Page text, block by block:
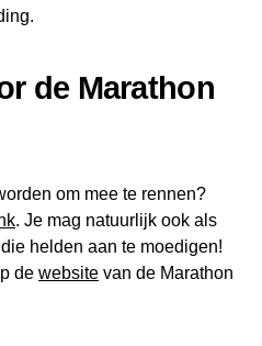
de Marathon
om mee te rennen?
. Je mag natuurlijk ook als
helden aan te moedigen!
de website van de Marathon